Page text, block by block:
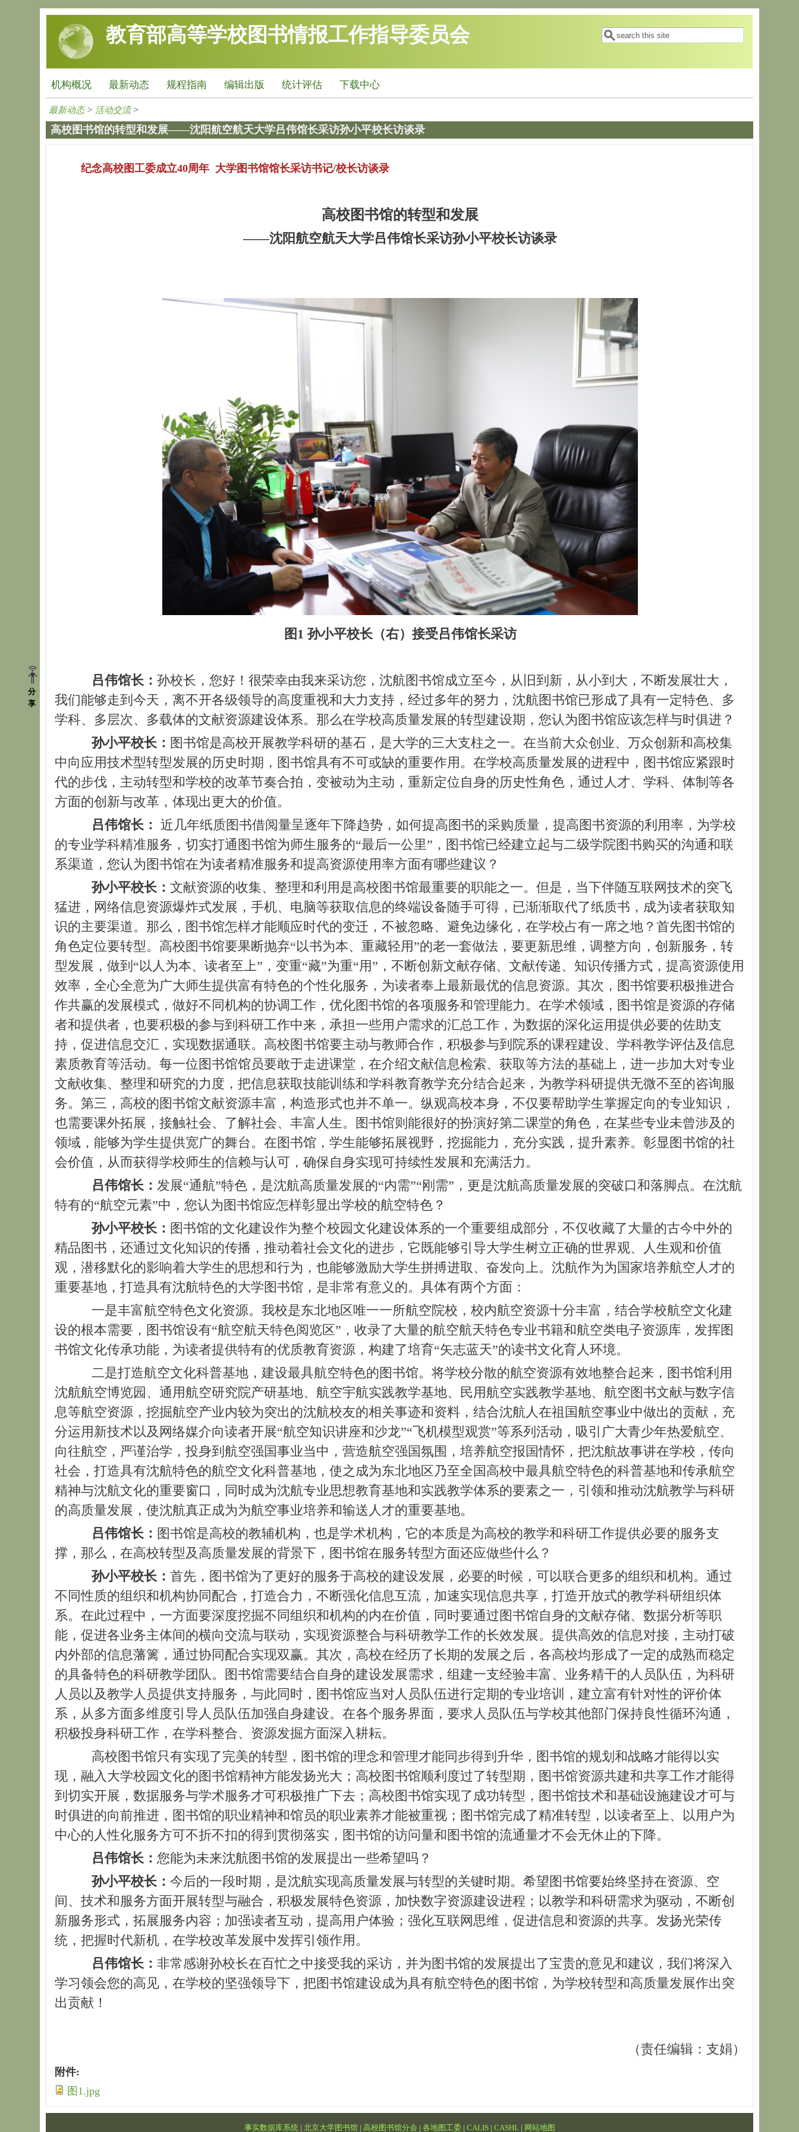
跳转到主要内容
教育部高等学校图书情报工作指导委员会 搜索表单
搜索
机构概况 最新动态 规程指南 编辑出版 统计评估 下载中心
分
享
最新动态> 活动交流>
高校图书馆的转型和发展——沈阳航空航天大学吕伟馆长采访孙小平校长访谈录
纪念高校图工委成立40周年 大学图书馆馆长采访书记/校长访谈录
高校图书馆的转型和发展
——沈阳航空航天大学吕伟馆长采访孙小平校长访谈录
图1 孙小平校长（右）接受吕伟馆长采访
吕伟馆长：孙校长，您好！很荣幸由我来采访您，沈航图书馆成立至今，从旧到新，从小到大，不断发展壮大，
我们能够走到今天，离不开各级领导的高度重视和大力支持，经过多年的努力，沈航图书馆已形成了具有一定特色、多
学科、多层次、多载体的文献资源建设体系。那么在学校高质量发展的转型建设期，您认为图书馆应该怎样与时俱进？
孙小平校长： 图书馆是高校开展教学科研的基石，是大学的三大支柱之一。在当前大众创业、万众创新和高校集
中向应用技术型转型发展的历史时期，图书馆具有不可或缺的重要作用。在学校高质量发展的进程中，图书馆应紧跟时
代的步伐，主动转型和学校的改革节奏合拍，变被动为主动，重新定位自身的历史性角色，通过人才、学科、体制等各
方面的创新与改革，体现出更大的价值。
吕伟馆长： 近几年纸质图书借阅量呈逐年下降趋势，如何提高图书的采购质量，提高图书资源的利用率，为学校
的专业学科精准服务，切实打通图书馆为师生服务的“最后一公里”，图书馆已经建立起与二级学院图书购买的沟通和联
系渠道，您认为图书馆在为读者精准服务和提高资源使用率方面有哪些建议？
孙小平校长：文献资源的收集、整理和利用是高校图书馆最重要的职能之一。但是，当下伴随互联网技术的突飞
猛进，网络信息资源爆炸式发展，手机、电脑等获取信息的终端设备随手可得，已渐渐取代了纸质书，成为读者获取知
识的主要渠道。那么，图书馆怎样才能顺应时代的变迁，不被忽略、避免边缘化，在学校占有一席之地？首先图书馆的
角色定位要转型。高校图书馆要果断抛弃“以书为本、重藏轻用”的老一套做法，要更新思维，调整方向，创新服务，转
型发展，做到“以人为本、读者至上”，变重“藏”为重“用”，不断创新文献存储、文献传递、知识传播方式，提高资源使用
效率，全心全意为广大师生提供富有特色的个性化服务，为读者奉上最新最优的信息资源。其次，图书馆要积极推进合
作共赢的发展模式，做好不同机构的协调工作，优化图书馆的各项服务和管理能力。在学术领域，图书馆是资源的存储
者和提供者，也要积极的参与到科研工作中来，承担一些用户需求的汇总工作，为数据的深化运用提供必要的佐助支
持，促进信息交汇，实现数据通联。高校图书馆要主动与教师合作，积极参与到院系的课程建设、学科教学评估及信息
素质教育等活动。每一位图书馆馆员要敢于走进课堂，在介绍文献信息检索、获取等方法的基础上，进一步加大对专业
文献收集、整理和研究的力度，把信息获取技能训练和学科教育教学充分结合起来，为教学科研提供无微不至的咨询服
务。第三，高校的图书馆文献资源丰富，构造形式也并不单一。纵观高校本身，不仅要帮助学生掌握定向的专业知识，
也需要课外拓展，接触社会、了解社会、丰富人生。图书馆则能很好的扮演好第二课堂的角色，在某些专业未曾涉及的
领域，能够为学生提供宽广的舞台。在图书馆，学生能够拓展视野，挖掘能力，充分实践，提升素养。彰显图书馆的社
会价值，从而获得学校师生的信赖与认可，确保自身实现可持续性发展和充满活力。
吕伟馆长： 发展“通航”特色，是沈航高质量发展的“内需”“刚需”，更是沈航高质量发展的突破口和落脚点。在沈航
特有的“航空元素”中，您认为图书馆应怎样彰显出学校的航空特色？
孙小平校长： 图书馆的文化建设作为整个校园文化建设体系的一个重要组成部分，不仅收藏了大量的古今中外的
精品图书，还通过文化知识的传播，推动着社会文化的进步，它既能够引导大学生树立正确的世界观、人生观和价值
观，潜移默化的影响着大学生的思想和行为，也能够激励大学生拼搏进取、奋发向上。沈航作为为国家培养航空人才的
重要基地，打造具有沈航特色的大学图书馆，是非常有意义的。具体有两个方面：
一是丰富航空特色文化资源。我校是东北地区唯一一所航空院校，校内航空资源十分丰富，结合学校航空文化建
设的根本需要，图书馆设有“航空航天特色阅览区”，收录了大量的航空航天特色专业书籍和航空类电子资源库，发挥图
书馆文化传承功能，为读者提供特有的优质教育资源，构建了培育“矢志蓝天”的读书文化育人环境。
二是打造航空文化科普基地，建设最具航空特色的图书馆。将学校分散的航空资源有效地整合起来，图书馆利用
沈航航空博览园、通用航空研究院产研基地、航空宇航实践教学基地、民用航空实践教学基地、航空图书文献与数字信
息等航空资源，挖掘航空产业内较为突出的沈航校友的相关事迹和资料，结合沈航人在祖国航空事业中做出的贡献，充
分运用新技术以及网络媒介向读者开展“航空知识讲座和沙龙”“飞机模型观赏”等系列活动，吸引广大青少年热爱航空、
向往航空，严谨治学，投身到航空强国事业当中，营造航空强国氛围，培养航空报国情怀，把沈航故事讲在学校，传向
社会，打造具有沈航特色的航空文化科普基地，使之成为东北地区乃至全国高校中最具航空特色的科普基地和传承航空
精神与沈航文化的重要窗口，同时成为沈航专业思想教育基地和实践教学体系的要素之一，引领和推动沈航教学与科研
的高质量发展，使沈航真正成为为航空事业培养和输送人才的重要基地。
吕伟馆长： 图书馆是高校的教辅机构，也是学术机构，它的本质是为高校的教学和科研工作提供必要的服务支
撑，那么，在高校转型及高质量发展的背景下，图书馆在服务转型方面还应做些什么？
孙小平校长：首先，图书馆为了更好的服务于高校的建设发展，必要的时候，可以联合更多的组织和机构。通过
不同性质的组织和机构协同配合，打造合力，不断强化信息互流，加速实现信息共享，打造开放式的教学科研组织体
系。在此过程中，一方面要深度挖掘不同组织和机构的内在价值，同时要通过图书馆自身的文献存储、数据分析等职
能，促进各业务主体间的横向交流与联动，实现资源整合与科研教学工作的长效发展。提供高效的信息对接，主动打破
内外部的信息藩篱，通过协同配合实现双赢。其次，高校在经历了长期的发展之后，各高校均形成了一定的成熟而稳定
的具备特色的科研教学团队。图书馆需要结合自身的建设发展需求，组建一支经验丰富、业务精干的人员队伍，为科研
人员以及教学人员提供支持服务，与此同时，图书馆应当对人员队伍进行定期的专业培训，建立富有针对性的评价体
系，从多方面多维度引导人员队伍加强自身建设。在各个服务界面，要求人员队伍与学校其他部门保持良性循环沟通，
积极投身科研工作，在学科整合、资源发掘方面深入耕耘。
高校图书馆只有实现了完美的转型，图书馆的理念和管理才能同步得到升华，图书馆的规划和战略才能得以实
现，融入大学校园文化的图书馆精神方能发扬光大；高校图书馆顺利度过了转型期，图书馆资源共建和共享工作才能得
到切实开展，数据服务与学术服务才可积极推广下去；高校图书馆实现了成功转型，图书馆技术和基础设施建设才可与
时俱进的向前推进，图书馆的职业精神和馆员的职业素养才能被重视；图书馆完成了精准转型，以读者至上、以用户为
中心的人性化服务方可不折不扣的得到贯彻落实，图书馆的访问量和图书馆的流通量才不会无休止的下降。
吕伟馆长：您能为未来沈航图书馆的发展提出一些希望吗？
孙小平校长：今后的一段时期，是沈航实现高质量发展与转型的关键时期。希望图书馆要始终坚持在资源、空
间、技术和服务方面开展转型与融合，积极发展特色资源，加快数字资源建设进程；以教学和科研需求为驱动，不断创
新服务形式，拓展服务内容；加强读者互动，提高用户体验；强化互联网思维，促进信息和资源的共享。发扬光荣传
统，把握时代新机，在学校改革发展中发挥引领作用。
吕伟馆长：非常感谢孙校长在百忙之中接受我的采访，并为图书馆的发展提出了宝贵的意见和建议，我们将深入
学习领会您的高见，在学校的坚强领导下，把图书馆建设成为具有航空特色的图书馆，为学校转型和高质量发展作出突
出贡献！
（责任编辑：支娟）
附件:
图1.jpg
事实数据库系统 | 北京大学图书馆| 高校图书馆分会 | 各地图工委| CALIS| CASHL | 网站地图